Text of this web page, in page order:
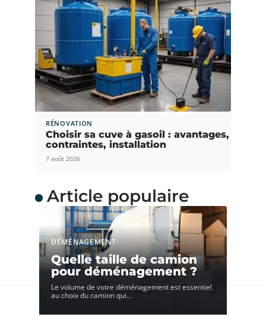
RÉNOVATION
Choisir sa cuve à gasoil : avantages,
contraintes, installation
7 août 2026
Article populaire
DÉMÉNAGEMENT
Quelle taille de camion
pour déménagement ?
Le volume de votre déménagement est essentiel
au choix du camion qui…